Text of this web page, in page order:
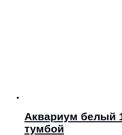
Аквариум белый
тумбой